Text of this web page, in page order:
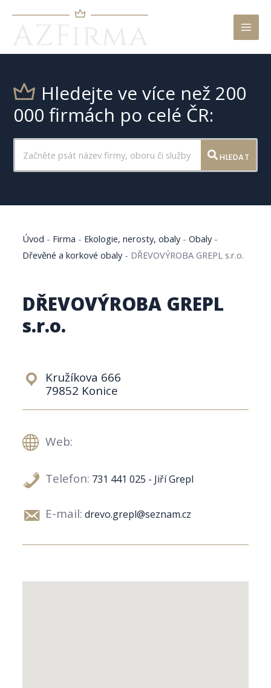
Hledejte ve více než 200
000 firmách po celé ČR:
HLEDAT
Úvod - Firma - Ekologie, nerosty, obaly-Obaly-
Dřevěné a korkové obaly- DŘEVOVÝROBA GREPL s.r.o.
DŘEVOVÝROBA GREPL
s.r.o.
Kružíkova 666
79852 Konice
Web:
Telefon: 731 441 025 - Jiří Grepl
E-mail: drevo.grepl@seznam.cz